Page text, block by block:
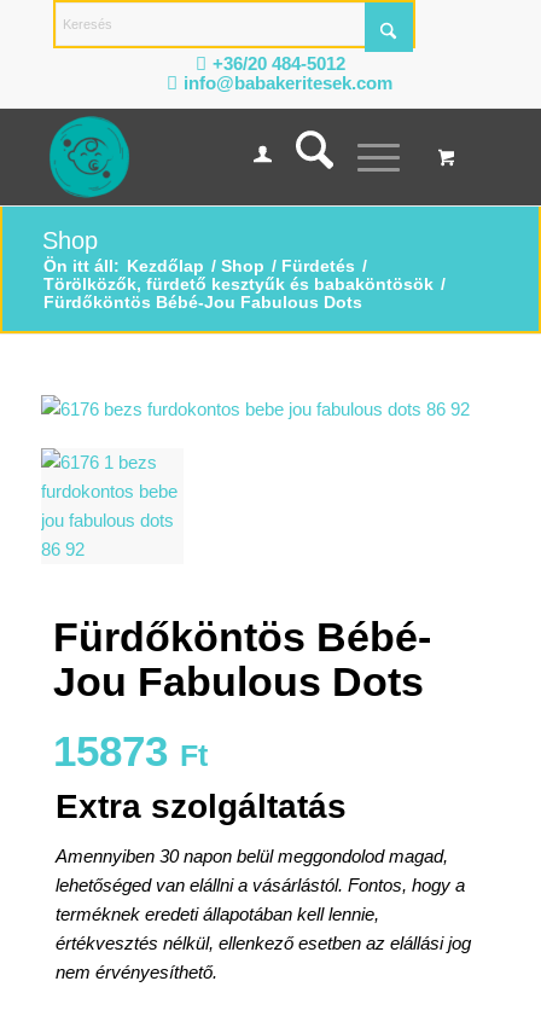
+36/20 484-5012
info@babakeritesek.com
Shop
Ön itt áll: Kezdőlap / Shop / Fürdetés /
Törölközők, fürdető kesztyűk és babaköntösök /
Fürdőköntös Bébé-Jou Fabulous Dots
Fürdőköntös Bébé-
Jou Fabulous Dots
15873 Ft
Extra szolgáltatás
Amennyiben 30 napon belül meggondolod magad,
lehetőséged van elállni a vásárlástól. Fontos, hogy a
terméknek eredeti állapotában kell lennie,
értékvesztés nélkül, ellenkező esetben az elállási jog
nem érvényesíthető.